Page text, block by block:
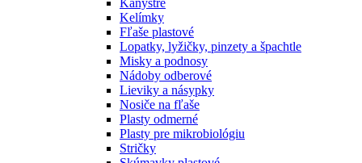
Kanystre
Kelímky
Fľaše plastové
Lopatky, lyžičky, pinzety a špachtle
Misky a podnosy
Nádoby odberové
Lieviky a násypky
Nosiče na fľaše
Plasty odmerné
Plasty pre mikrobiológiu
Stričky